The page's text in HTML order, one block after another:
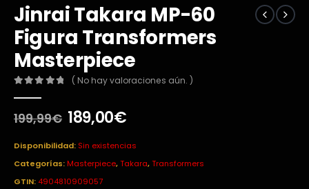
Jinrai Takara MP-60
Figura Transformers
Masterpiece
( No hay valoraciones aún. )
199,99€ El
precio
original
era:
199,99€.
189,00€El
actual
es:
Disponibilidad: Sin existencias
Categorías:Masterpiece,Takara,Transformers
GTIN: 4904810909057